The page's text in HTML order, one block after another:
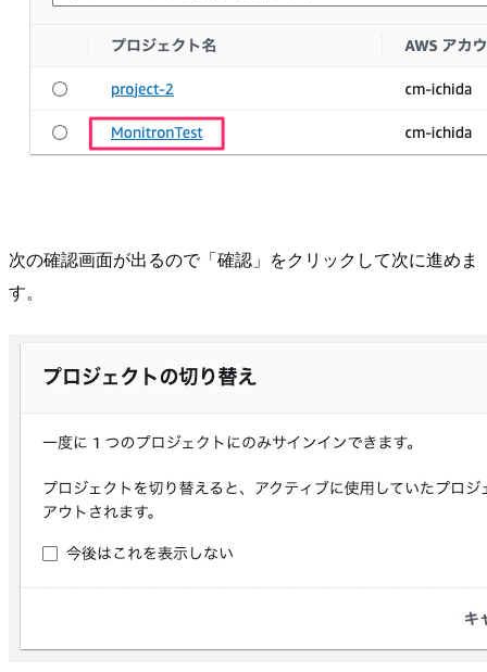
次の確認画面が出るので「確認」をクリックして次に進めま
す。